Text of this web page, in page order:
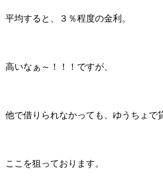
平均すると、３％程度の金利。
高いなぁ～！！！ですが、
他で借りられなかっても、ゆうちょで
ここを狙っております。